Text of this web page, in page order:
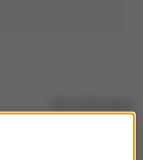
całkowitej